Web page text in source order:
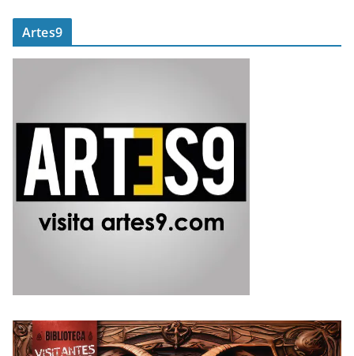
Artes9